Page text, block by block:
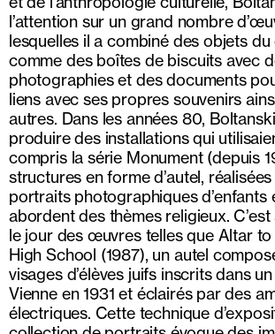
l’attention sur un grand nombre
lesquelles il a combiné des objets
comme des boîtes de biscuits avec
photographies et des documents
liens avec ses propres souvenirs
autres. Dans les années 80,
produire des installations qui
compris la série Monument (depuis
structures en forme d’autel,
portraits photographiques d’enfants
abordent des thèmes religieux. C’est
le jour des œuvres telles que Altar to
High School (1987), un autel
visages d’élèves juifs inscrits dans
Vienne en 1931 et éclairés par des
électriques. Cette technique